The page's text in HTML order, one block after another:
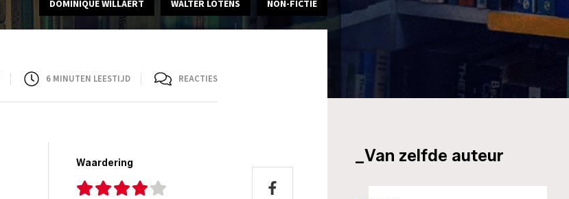
DOMINIQUE WILLAERT WALTER LOTENS NON-FICTIE
6 MINUTEN LEESTIJD REACTIES
Waardering _Van zelfde auteur